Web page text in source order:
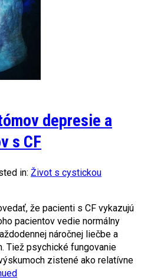
depresie a
s CF
in: Život s cystickou
že pacienti s CF vykazujú
pacientov vedie normálny
náročnej liečbe a
Tiež psychické fungovanie
zistené ako relatívne